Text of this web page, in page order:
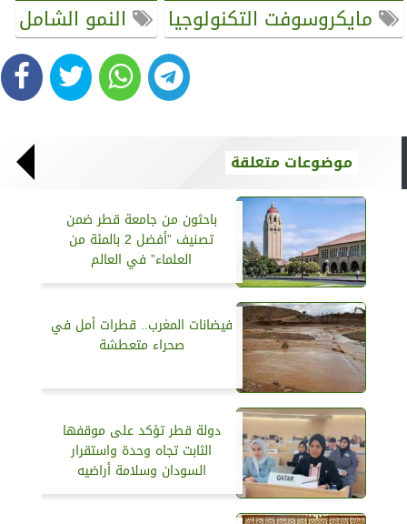
مايكروسوفت التكنولوجيا
النمو الشامل
موضوعات متعلقة
باحثون من جامعة قطر ضمن
تصنيف ”أفضل 2 بالمئة من
العلماء” في العالم
فيضانات المغرب.. قطرات أمل في
صحراء متعطشة
دولة قطر تؤكد على موقفها
الثابت تجاه وحدة واستقرار
السودان وسلامة أراضيه